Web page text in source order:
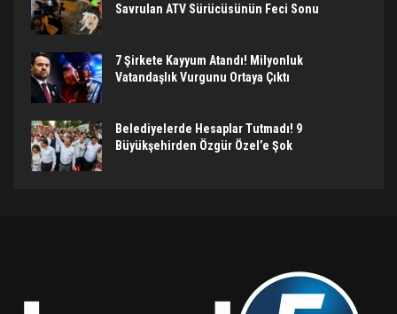
Savrulan ATV Sürücüsünün Feci Sonu
7 Şirkete Kayyum Atandı! Milyonluk
Vatandaşlık Vurgunu Ortaya Çıktı
Belediyelerde Hesaplar Tutmadı! 9
Büyükşehirden Özgür Özel’e Şok